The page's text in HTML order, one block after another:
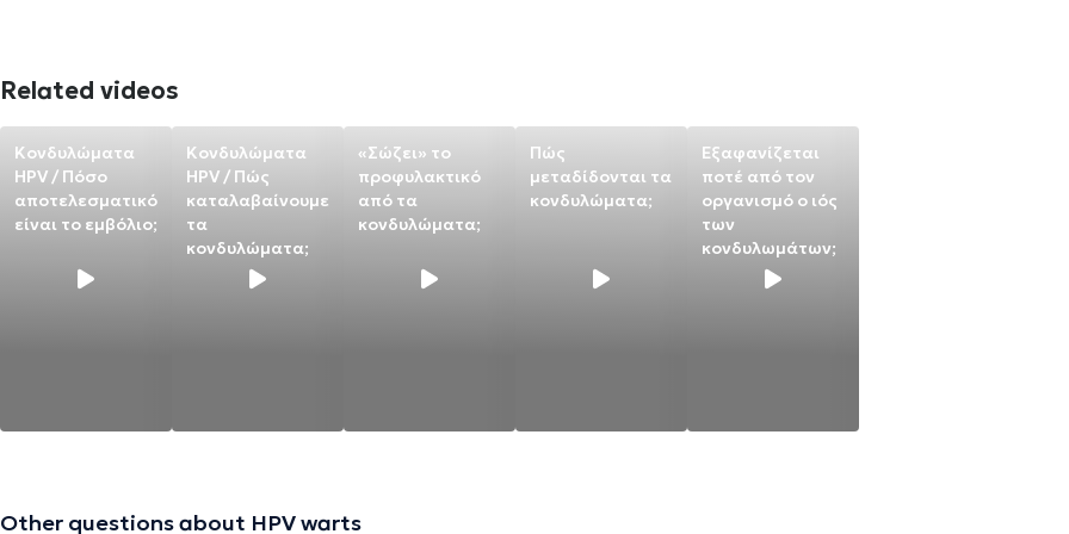
Related videos
Κονδυλώματα
HPV / Πόσο
αποτελεσματικό
είναι το εμβόλιο;
Κονδυλώματα
HPV / Πώς
καταλαβαίνουμε
τα
κονδυλώματα;
«Σώζει» το
προφυλακτικό
από τα
κονδυλώματα;
Πώς
μεταδίδονται τα
κονδυλώματα;
Εξαφανίζεται
ποτέ από τον
οργανισμό ο ιός
των
κονδυλωμάτων;
Other questions about HPV warts